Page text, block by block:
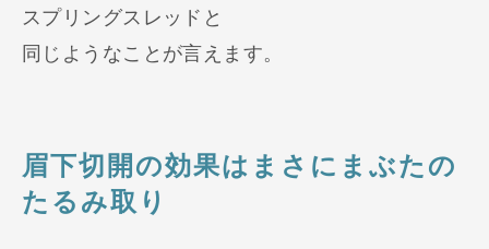
スプリングスレッドと
同じようなことが言えます。
眉下切開の効果はまさにまぶたの
たるみ取り